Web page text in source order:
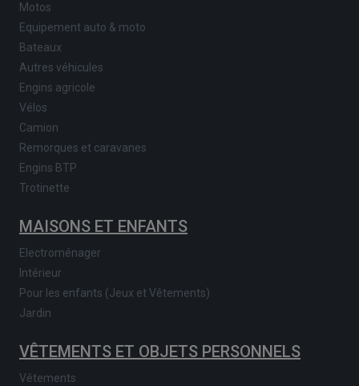
Motos
Equipement auto & moto
Bateaux
Autres véhicules
Engins agricole
Vélos
Camion
Remorques et caravanes
Engins BTP
Trotinette
MAISONS ET ENFANTS
Electroménager
Intérieur
Pour les enfants (Jeux et Vêtements)
Jardin
VÊTEMENTS ET OBJETS PERSONNELS
Vêtements